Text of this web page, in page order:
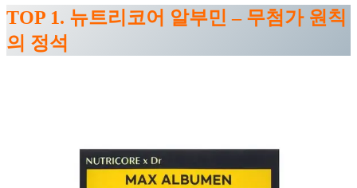
TOP 1. 뉴트리코어 알부민 – 무첨가 원칙
의 정석